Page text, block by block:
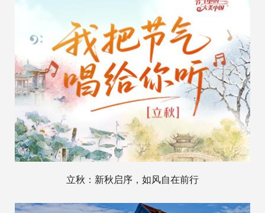
立秋：新秋启序，如风自在前行